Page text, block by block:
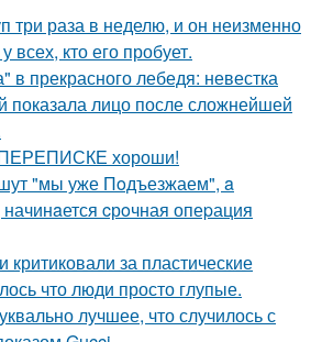
три раза в неделю, и он неизменно
всех, кто его пробует.
в прекрасного лебедя: невестка
показала лицо после сложнейшей
ПЕРЕПИСКЕ хороши!
"мы уже Пoдъезжаем", a
cрoчная опеpация
за пластические
что люди просто глупые.
лучшее, что случилось с